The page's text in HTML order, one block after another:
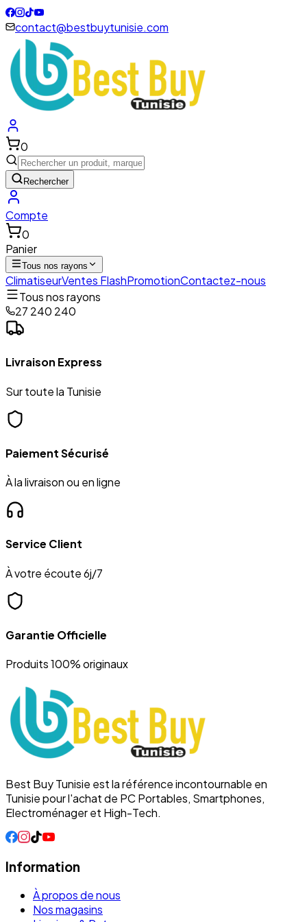
contact@bestbuytunisie.com
0
Rechercher
Compte
0
Panier
Tous nos rayons
ClimatiseurVentes FlashPromotionContactez-nous
Tous nos rayons
27 240 240
Livraison Express
Sur toute la Tunisie
Paiement Sécurisé
À la livraison ou en ligne
Service Client
À votre écoute 6j/7
Garantie Officielle
Produits 100% originaux
Best Buy Tunisie est la référence incontournable en
Tunisie pour l'achat de PC Portables, Smartphones,
Electroménager et High-Tech.
Information
À propos de nous
Nos magasins